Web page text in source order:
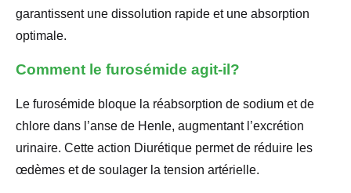
garantissent une dissolution rapide et une absorption
optimale.
Comment le furosémide agit-il?
Le furosémide bloque la réabsorption de sodium et de
chlore dans l’anse de Henle, augmentant l’excrétion
urinaire. Cette action Diurétique permet de réduire les
œdèmes et de soulager la tension artérielle.